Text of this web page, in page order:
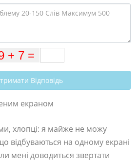
Відповідь
екраном
хлопці: я майже не можу
відбуваються на одному екрані
мені доводиться звертати